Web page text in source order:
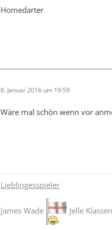
Homedarter
8. Januar 2016 um 19:59
Wäre mal schön wenn vor
Lieblingesspieler
James Wade Jelle Klassen